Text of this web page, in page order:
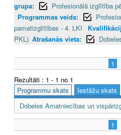
grupa:
Profesionālā izglītība
Programmas veids:
pamatizglītības - 4. LKI
PKL) Atrašanās vieta:
1
Rezultāti : 1 - 1 no 1
Programmu skats
Iestāžu skats
Dobeles Amatniecības un
1